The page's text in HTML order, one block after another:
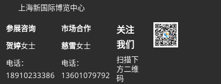
上海新国际博览中心
参展咨询
贺婷女士
电话：
18910233386
市场合作
慈雪女士
电话：
13601079792
关注
我们
扫描下
方二维
码